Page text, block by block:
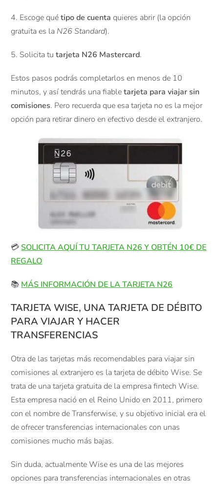
4. Escoge quétipo de cuenta quieres abrir (la opción
gratuita es la N26 Standard).
5. Solicita tutarjeta N26 Mastercard.
Estos pasos podrás completarlos en menos de 10
minutos, y así tendrás una fiabletarjeta para viajar sin
comisiones. Pero recuerda que esa tarjeta no es la mejor
opción para retirar dinero en efectivo desde el extranjero.
💳SOLICITA AQUÍ TU TARJETA N26 Y OBTÉN 10€ DE
REGALO
📚 MÁS INFORMACIÓN DE LA TARJETA N26
TARJETA WISE, UNA TARJETA DE DÉBITO
PARA VIAJAR Y HACER
TRANSFERENCIAS
Otra de las tarjetas más recomendables para viajar sin
comisiones al extranjero es la tarjeta de débito Wise. Se
trata de una tarjeta gratuita de la empresa fintech Wise.
Esta empresa nació en el Reino Unido en 2011, primero
con el nombre de Transferwise, y su objetivo inicial era el
de ofrecer transferencias internacionales con unas
comisiones mucho más bajas.
Sin duda, actualmente Wise es una de las mejores
opciones para transferencias internacionales en otras